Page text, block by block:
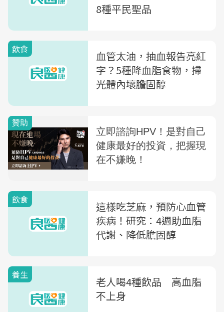
8種平民聖品
飲食
血管太油，抽血報告亮紅
字？5種降血脂食物，掃
光體內壞膽固醇
飲食
這樣吃芝麻，預防心血管
疾病！研究：4週助血脂
代謝、降低膽固醇
養生
老人喝4種飲品 高血脂
不上身